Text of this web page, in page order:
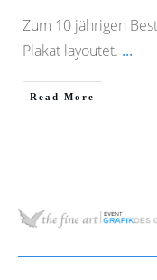
Zum 10 jährigen
Plakat layoutet. ...
​Read More